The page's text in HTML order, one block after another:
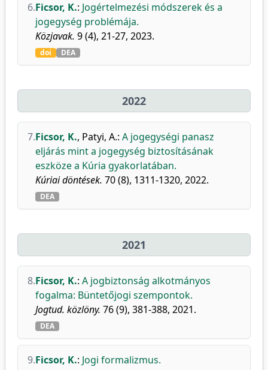
6.Ficsor, K.: Jogértelmezési módszerek és a
jogegység problémája.
Közjavak. 9 (4), 21-27, 2023.
doi DEA
2022
7.Ficsor, K., Patyi, A.: A jogegységi panasz
eljárás mint a jogegység biztosításának
eszköze a Kúria gyakorlatában.
Kúriai döntések. 70 (8), 1311-1320, 2022.
DEA
2021
8.Ficsor, K.: A jogbiztonság alkotmányos
fogalma: Büntetőjogi szempontok.
Jogtud. közlöny. 76 (9), 381-388, 2021.
DEA
9.Ficsor, K.: Jogi formalizmus.